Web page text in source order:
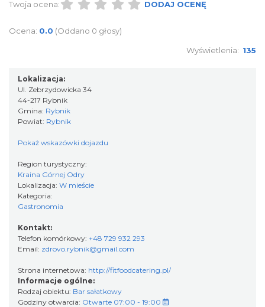
Twoja ocena:
DODAJ OCENĘ
Ocena: 0.0 (Oddano 0 głosy)
Wyświetlenia: 135
Lokalizacja:
Ul. Zebrzydowicka 34
44-217 Rybnik
Gmina: Rybnik
Powiat: Rybnik
Pokaż wskazówki dojazdu
Region turystyczny:
Kraina Górnej Odry
Lokalizacja: W mieście
Kategoria:
Gastronomia
Kontakt:
Telefon komórkowy: +48 729 932 293
Email: zdrovo.rybnik@gmail.com
Strona internetowa: http://fitfoodcatering.pl/
Informacje ogólne:
Rodzaj obiektu: Bar sałatkowy
Godziny otwarcia: Otwarte 07:00 - 19:00